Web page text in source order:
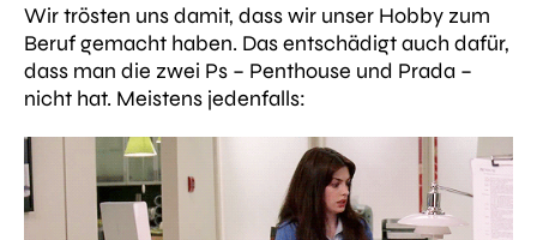
Wir trösten uns damit, dass wir unser Hobby zum
Beruf gemacht haben. Das entschädigt auch dafür,
dass man die zwei Ps – Penthouse und Prada –
nicht hat. Meistens jedenfalls: